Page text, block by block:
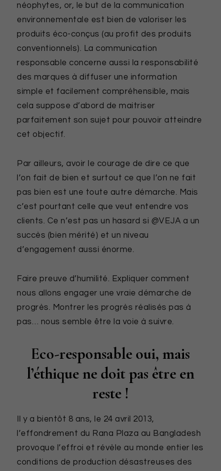
néophytes, or, le but de la communication
environnementale est bien de valoriser les
produits éco-conçus (au profit des produits
conventionnels). La communication
responsable concerne aussi la responsabilité
des marques à diffuser une information
simple et facilement compréhensible, mais
cela suppose d’abord de maitriser
parfaitement son sujet pour pouvoir atteindre
cet objectif.
Par ailleurs, avoir le courage de dire ce que
l’on fait de bien et surtout ce que l’on ne fait
pas bien est une toute autre démarche. Mais
c’est pourtant celle que veut entendre vos
clients. Ce n’est pas un hasard si @VEJA a un
succès (bien mérité) et un niveau
d’engagement aussi énorme.
Faire preuve d’humilité. Expliquer comment
nous allons engager une vraie démarche de
progrès. Montrer les progrès réalisés pas à
pas… nous semble être la voie à suivre.
Eco-responsable oui, mais
l’éthique ne doit pas être en
reste !
Il y a bientôt 8 ans, le 24 avril 2013,
l’effondrement du Rana Plaza au Bangladesh
provoque l’effroi et révèle au monde entier les
conditions de production désastreuses des